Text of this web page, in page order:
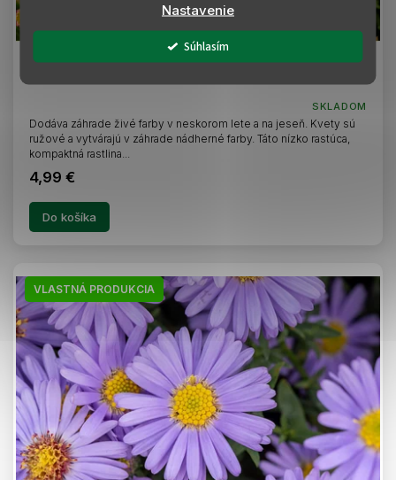
Nastavenie
Súhlasím
A
R
M
O
Astra krovitá Anneke
SKLADOM
4,99 €
Do košíka
Dodáva záhrade živé farby v neskorom lete a na jeseň. Kvety sú
ružové a vytvárajú v záhrade nádherné farby. Táto nízko rastúca,
kompaktná rastlina...
VLASTNÁ PRODUKCIA